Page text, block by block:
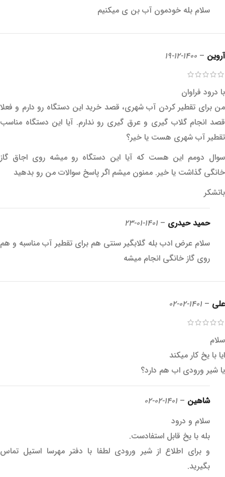
سلام بله خودمون آب بن ی میکنیم
آروین –
1400-12-19
با درود فراوان
من برای تقطیر کردن آب شهری، قصد خرید این دستگاه رو دارم و فعلا
قصد انجام گلاب گیری و عرق گیری رو ندارم. آیا این دستگاه مناسب
تقطیر آب شهری هست یا خیر؟
سوال دومم این هست که آیا این دستگاه رو میشه روی اجاق گاز
خانگی گذاشت یا خیر. ممنون میشم اگر پاسخ سوالات من رو بدهید
باتشکر
حمید حیدری –
1401-01-23
سلام عرض ادب بله گلابگیر سنتی هم برای تقطیر آب مناسبه و هم
روی گاز خانگی انجام میشه
علی –
1401-02-02
سلام
ایا با یخ کار میکند
یا شیر ورودی اب هم دارد؟
شاهین –
1401-02-02
سلام و درود
بله با یخ قابل استفادست.
و برای اطلاع از شیر ورودی لطفا با دفتر مهرسا استیل تماس
بگیرید.